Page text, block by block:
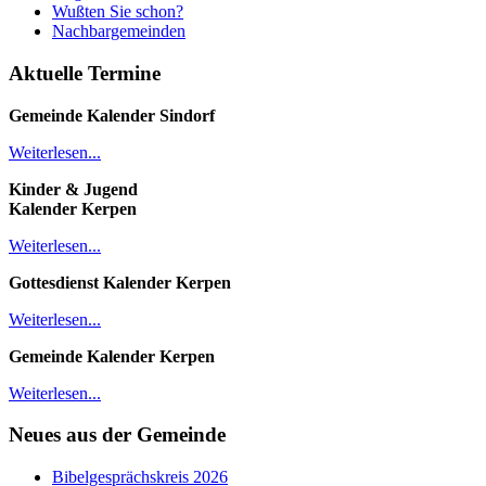
Wußten Sie schon?
Nachbargemeinden
Aktuelle Termine
Gemeinde Kalender Sindorf
Weiterlesen...
Kinder & Jugend
Kalender Kerpen
Weiterlesen...
Gottesdienst Kalender Kerpen
Weiterlesen...
Gemeinde Kalender Kerpen
Weiterlesen...
Neues aus der Gemeinde
Bibelgesprächskreis 2026